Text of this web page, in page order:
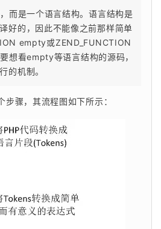
而是一个语言结构。语言结构是
好的，因此不能像之前那样简单
empty或ZEND_FUNCTION
想看empty等语言结构的源码，
的机制。
骤，其流程图如下所示：